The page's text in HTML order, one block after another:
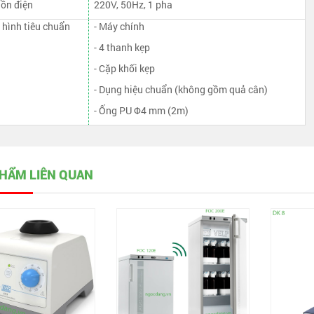
điện
220V, 50Hz, 1 pha
hình tiêu chuẩn
- Máy chính
- 4 thanh kẹp
- Cặp khối kẹp
- Dụng hiệu chuẩn (không gồm quả cân)
- Ống PU Φ4 mm (2m)
LIÊN QUAN